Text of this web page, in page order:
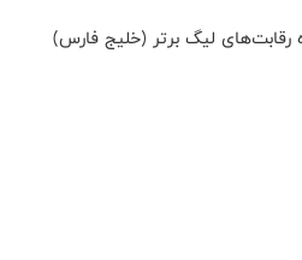
رقابت‌های لیگ برتر (خلیج فارس)